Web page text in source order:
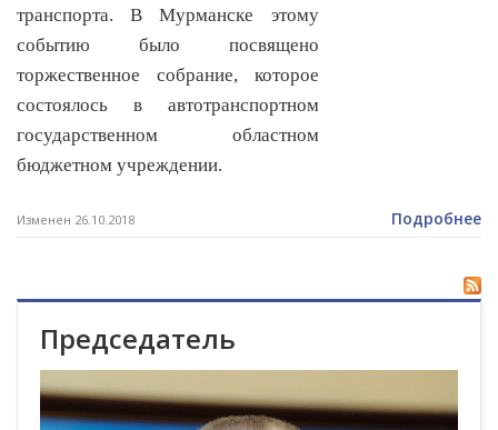
транспорта. В Мурманске этому
событию было посвящено
торжественное собрание, которое
состоялось в автотранспортном
государственном областном
бюджетном учреждении.
Изменен 26.10.2018 Подробнее
Председатель